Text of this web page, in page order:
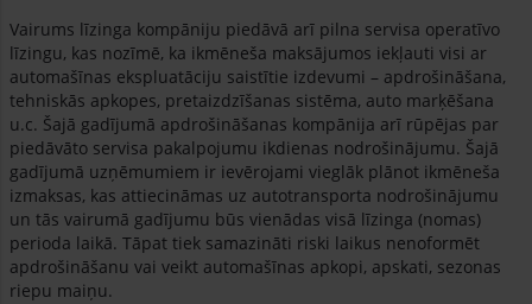
Vairums līzinga kompāniju piedāvā arī pilna servisa operatīvo
līzingu, kas nozīmē, ka ikmēneša maksājumos iekļauti visi ar
automašīnas ekspluatāciju saistītie izdevumi – apdrošināšana,
tehniskās apkopes, pretaizdzīšanas sistēma, auto marķēšana
u.c. Šajā gadījumā apdrošināšanas kompānija arī rūpējas par
piedāvāto servisa pakalpojumu ikdienas nodrošinājumu. Šajā
gadījumā uzņēmumiem ir ievērojami vieglāk plānot ikmēneša
izmaksas, kas attiecināmas uz autotransporta nodrošinājumu
un tās vairumā gadījumu būs vienādas visā līzinga (nomas)
perioda laikā. Tāpat tiek samazināti riski laikus nenoformēt
apdrošināšanu vai veikt automašīnas apkopi, apskati, sezonas
riepu maiņu.